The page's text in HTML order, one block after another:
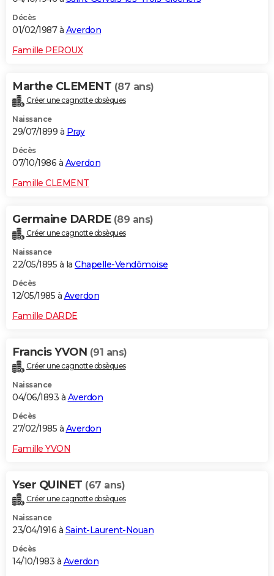
Décès
01/02/1987 à Averdon
Famille PEROUX
Marthe CLEMENT (87 ans)
Créer une cagnotte obsèques
Naissance
29/07/1899 à Pray
Décès
07/10/1986 à Averdon
Famille CLEMENT
Germaine DARDE (89 ans)
Créer une cagnotte obsèques
Naissance
22/05/1895 à la Chapelle-Vendômoise
Décès
12/05/1985 à Averdon
Famille DARDE
Francis YVON (91 ans)
Créer une cagnotte obsèques
Naissance
04/06/1893 à Averdon
Décès
27/02/1985 à Averdon
Famille YVON
Yser QUINET (67 ans)
Créer une cagnotte obsèques
Naissance
23/04/1916 à Saint-Laurent-Nouan
Décès
14/10/1983 à Averdon